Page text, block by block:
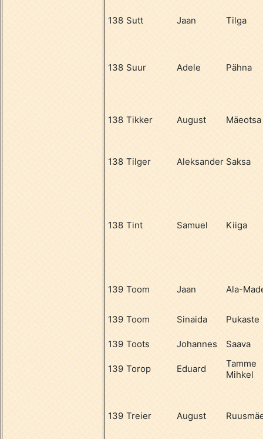
138 Sutt Jaan Tilga
138 Suur Adele Pähna
138 Tikker August Mäeotsa
138 Tilger Aleksander Saksa
138 Tint Samuel Kiiga
139 Toom Jaan Ala-
139 Toom Sinaida Pukaste
139 Toots Johannes Saava
139 Torop Eduard
Tamme
Mihkel
139 Treier August